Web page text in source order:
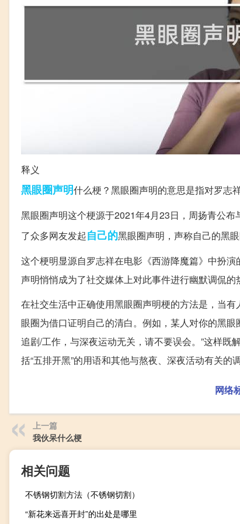
释义
黑眼圈声明什么梗？黑眼圈声明的意思是指对罗志
黑眼圈声明这个梗源于2021年4月23日，周扬青公
了众多网友发起自己的黑眼圈声明，声称自己的黑
这个梗明显源自罗志祥在电影《西游降魔篇》中扮
声明悄悄成为了社交媒体上对此事件进行幽默调侃的
在社交生活中正确使用黑眼圈声明梗的方法是，当
眼圈为借口证明自己的清白。例如，某人对你的黑
追剧/工作，与深夜运动无关，请不要误会。”这样
括“五排开黑”的用语和其他与熬夜、深夜活动有关的调
网络
上一篇
我伙呆什么梗
相关问题
不锈钢切割方法（不锈钢切割）
“新花来远喜开封”的出处是哪里